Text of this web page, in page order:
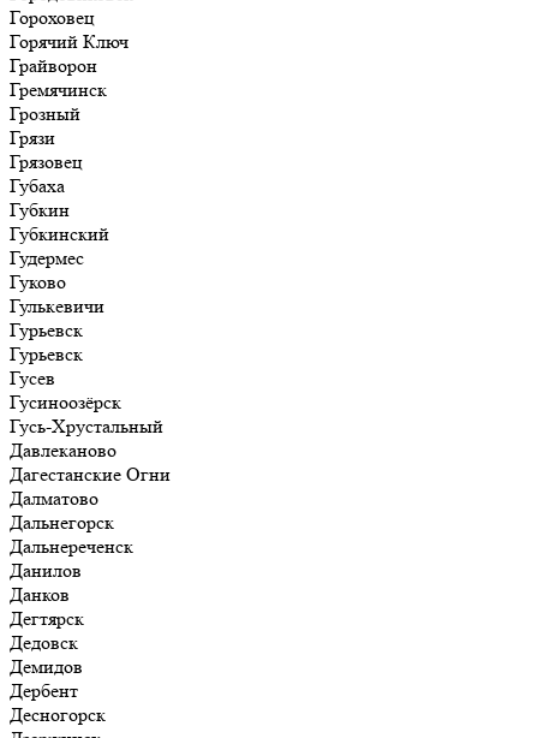
Гороховец
Горячий Ключ
Грайворон
Гремячинск
Грозный
Грязи
Грязовец
Губаха
Губкин
Губкинский
Гудермес
Гуково
Гулькевичи
Гурьевск
Гурьевск
Гусев
Гусиноозёрск
Гусь-Хрустальный
Давлеканово
Дагестанские Огни
Далматово
Дальнегорск
Дальнереченск
Данилов
Данков
Дегтярск
Дедовск
Демидов
Дербент
Десногорск